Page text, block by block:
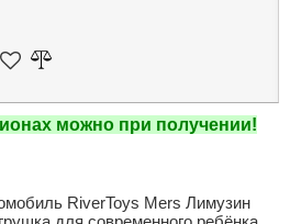
можно при получении!
RiverToys Mers Лимузин